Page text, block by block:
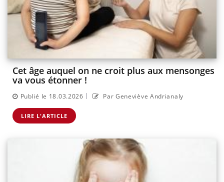
Cet âge auquel on ne croit plus aux mensonges
va vous étonner !
Publié le 18.03.2026 | Par Geneviève Andrianaly
LIRE L'ARTICLE